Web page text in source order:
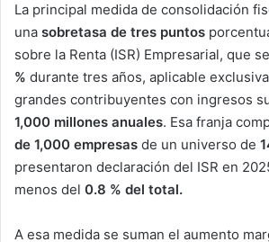
La principal medida de consolidación
una sobretasa de tres puntos
sobre la Renta (ISR) Empresarial, que
% durante tres años, aplicable
grandes contribuyentes con ingresos
1,000 millones anuales. Esa franja
de 1,000 empresas de un universo de
presentaron declaración del ISR en
menos del 0.8 % del total.
A esa medida se suman el aumento